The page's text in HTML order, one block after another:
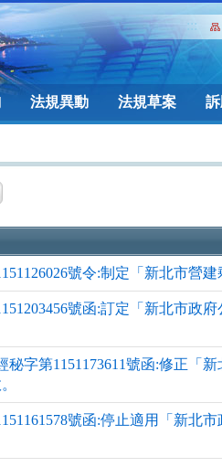
:::
法規異動 法規草案
號令:制定「新北市營
號函:訂定「新北市政
秘字第1151173611號函:修正「
號函:停止適用「新北